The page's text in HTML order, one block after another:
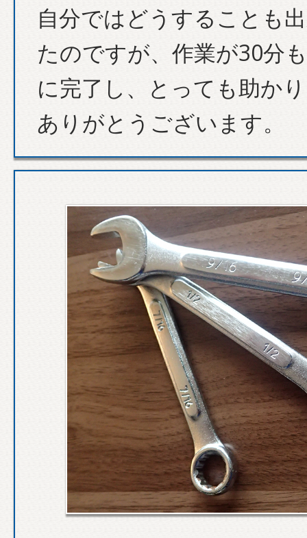
自分ではどうすることも
たのですが、作業が30分
に完了し、とっても助か
ありがとうございます。